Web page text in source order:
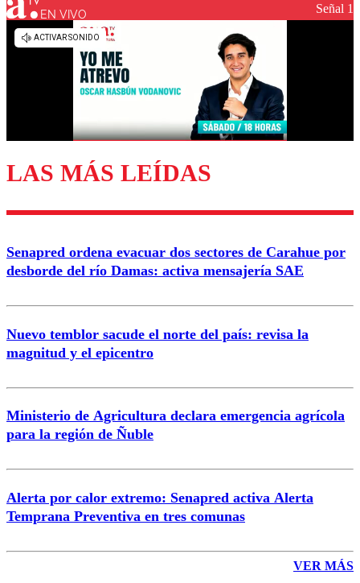
Los comentarios son moderados para garantizar un
diálogo respetuoso.
Enviar comentario
EN VIVO Señal 1
LAS MÁS LEÍDAS
Senapred ordena evacuar dos sectores de Carahue por
desborde del río Damas: activa mensajería SAE
Nuevo temblor sacude el norte del país: revisa la
magnitud y el epicentro
Ministerio de Agricultura declara emergencia agrícola
para la región de Ñuble
Alerta por calor extremo: Senapred activa Alerta
Temprana Preventiva en tres comunas
VER MÁS